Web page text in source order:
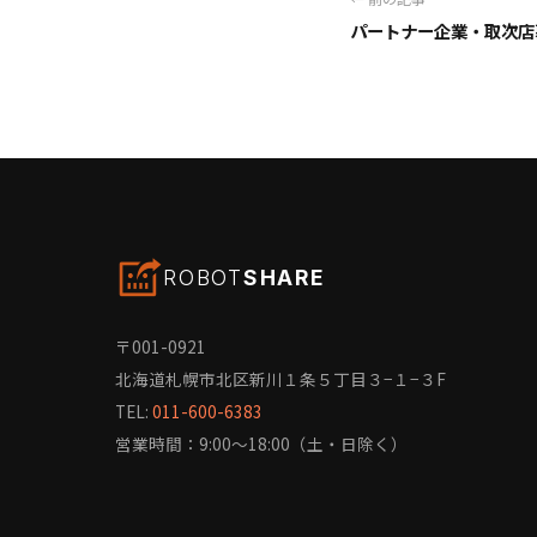
パートナー企業・取次
ROBOTSHARE
〒001-0921
北海道札幌市北区新川１条５丁目３−１−３F
TEL: 011-600-6383
営業時間：9:00〜18:00（土・日除く）